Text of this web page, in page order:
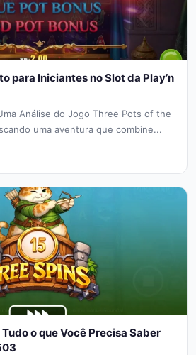
para Iniciantes no Slot da Play’n
Análise do Jogo Three Pots of the
uma aventura que combine...
o que Você Precisa Saber